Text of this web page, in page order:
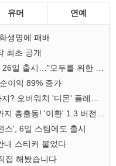
유머 연예
생명에 패배
최초 공개
컴투스-에이버튼 신작 '제우스' 8월 26일 출시…"모두를 위한 경쟁"
이익 89% 증가
검과 방패, 돌진기에 원거리 공격까지? 오버워치 '디몬' 플레이 영상
잔홍, 링코와 여름 이벤트, 수영복까지 총출동! '이환' 1.3 버전 방송 정리
스', 6일 스팀에도 출시
내 스티커 붙었다
접 해봤습니다